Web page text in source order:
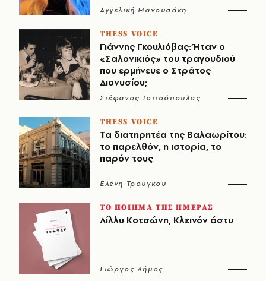
Αγγελική Μανουσάκη
THESS VOICE
Γιάννης Γκουλιόβας: Ήταν ο
«Σαλονικιός» του τραγουδιού
που ερμήνευε ο Στράτος
Διονυσίου;
Στέφανος Τσιτσόπουλος
THESS VOICE
Τα διατηρητέα της Βαλαωρίτου:
το παρελθόν, η ιστορία, το
παρόν τους
Ελένη Τρούγκου
ΤΟ ΠΟΙΗΜΑ ΤΗΣ ΗΜΕΡΑΣ
Λίλλυ Κοτσώνη, Κλεινόν άστυ
Γιώργος Δήμος